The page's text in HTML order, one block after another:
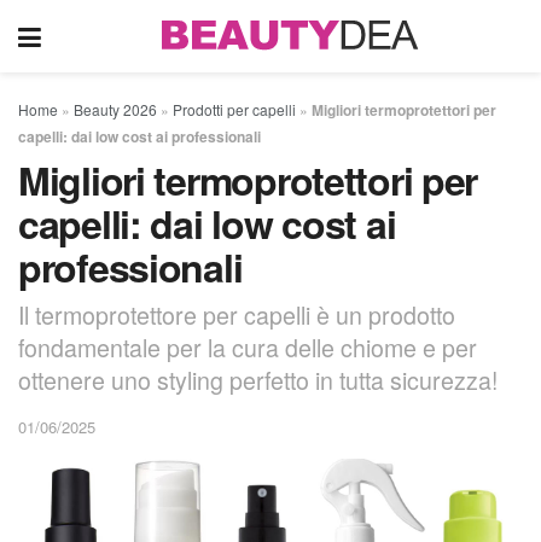
Home » Beauty 2026 » Prodotti per capelli » Migliori termoprotettori per
capelli: dai low cost ai professionali
Migliori termoprotettori per
capelli: dai low cost ai
professionali
Il termoprotettore per capelli è un prodotto
fondamentale per la cura delle chiome e per
ottenere uno styling perfetto in tutta sicurezza!
01/06/2025